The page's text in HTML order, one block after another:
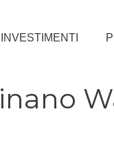
INVESTIMENTI